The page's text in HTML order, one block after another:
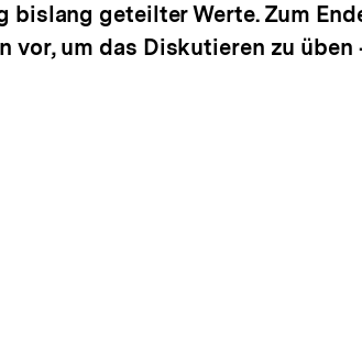
geteilter Werte. Zum
um das Diskutieren zu üben